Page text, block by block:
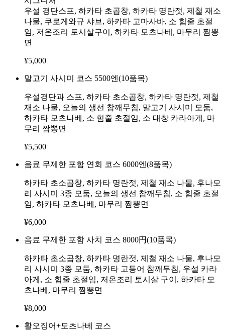
우설 경단스프, 하카타 초곱창, 하카타 명란젓, 제철 재소
나물, 쿠로게와규 샤브, 하카타 고마사바, 소 힘줄 초절
임, 저온조리 토시살구이, 하카타 모츠나베, 마무리 짬뽕
면
¥5,000
말고기 사시미 코스 5500엔(10품목)
우설경단과 스프, 하카타 초소곱창, 하카타 명란젓, 제철
재소 나물, 오늘의 생선 참깨무침, 말고기 사시미 모둠,
하카타 모츠나베, 소 힘줄 초절임, 소 대창 카라아게, 마
무리 짬뽕면
¥5,500
음료 무제한 포함 연회 코스 6000엔(8품목)
하카타 초소곱창, 하카타 명란젓, 제철 재소 나물, 후나모
리 사시미 3종 모둠, 오늘의 생선 참깨무침, 소 힘줄 초절
임, 하카타 모츠나베, 마무리 짬뽕면
¥6,000
음료 무제한 포함 사치 코스 8000円(10품목)
하카타 초소곱창, 하카타 명란젓, 제철 재소 나물, 후나모
리 사시미 3종 모둠, 하카타 고등어 참깨무침, 우설 카라
아게, 소 힘줄 초절임, 저온조리 토시살 구이, 하카타 모
츠나베, 마무리 짬뽕면
¥8,000
활오징어+모츠나베 코스